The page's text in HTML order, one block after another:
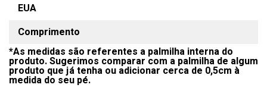
EUA
Comprimento
*As medidas são referentes a palmilha interna do
produto. Sugerimos comparar com a palmilha de algum
produto que já tenha ou adicionar cerca de 0,5cm à
medida do seu pé.
35